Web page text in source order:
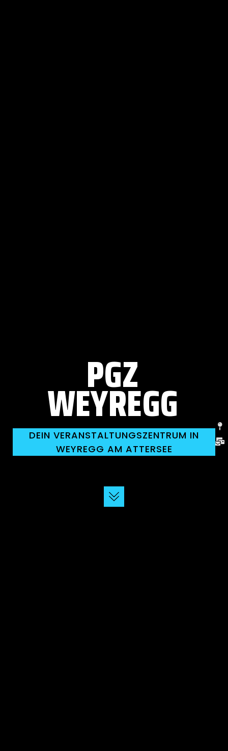
PGZ
WEYREGG
DEIN VERANSTALTUNGSZENTRUM IN
WEYREGG AM ATTERSEE